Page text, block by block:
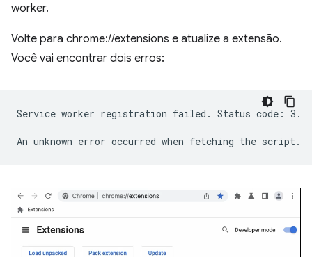
worker.
Volte para chrome://extensions e atualize a extensão.
Você vai encontrar dois erros:
Service worker registration failed. Status code: 3.